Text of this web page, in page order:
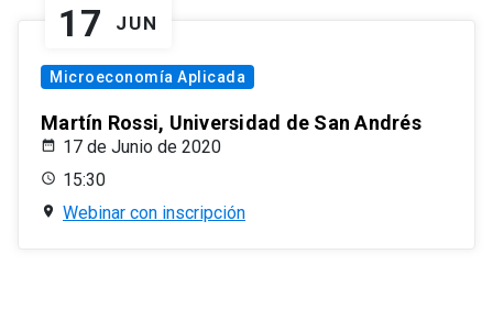
17 JUN
Microeconomía Aplicada
Martín Rossi, Universidad de San Andrés
17 de Junio de 2020
15:30
Webinar con inscripción